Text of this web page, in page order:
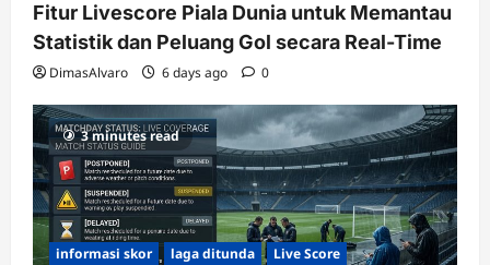
Fitur Livescore Piala Dunia untuk Memantau
Statistik dan Peluang Gol secara Real-Time
DimasAlvaro 6 days ago 0
3 minutes read
informasi skor laga ditunda
Live Score